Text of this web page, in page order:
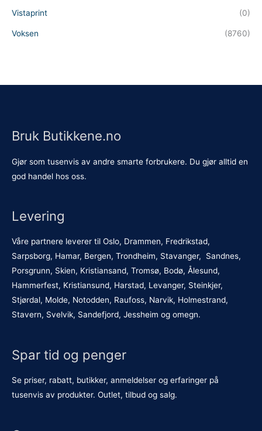
Vistaprint (0)
Voksen (8760)
Bruk Butikkene.no
Gjør som tusenvis av andre smarte forbrukere. Du gjør alltid en
god handel hos oss.
Levering
Våre partnere leverer til Oslo, Drammen, Fredrikstad,
Sarpsborg, Hamar, Bergen, Trondheim, Stavanger, Sandnes,
Porsgrunn, Skien, Kristiansand, Tromsø, Bodø, Ålesund,
Hammerfest, Kristiansund, Harstad, Levanger, Steinkjer,
Stjørdal, Molde, Notodden, Raufoss, Narvik, Holmestrand,
Stavern, Svelvik, Sandefjord, Jessheim og omegn.
Spar tid og penger
Se priser, rabatt, butikker, anmeldelser og erfaringer på
tusenvis av produkter. Outlet, tilbud og salg.